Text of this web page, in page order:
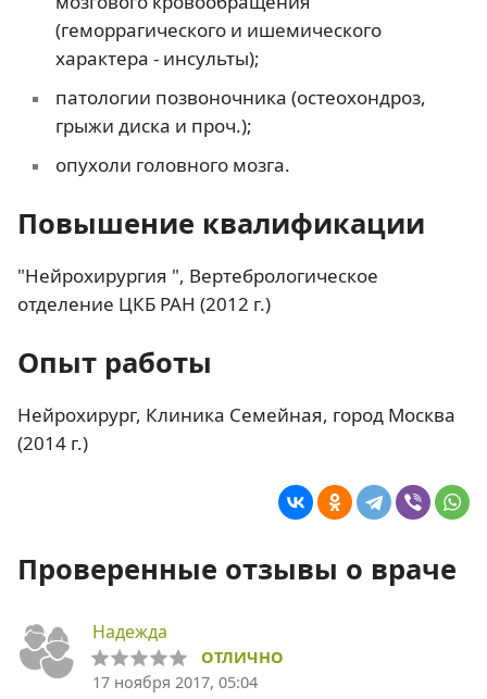
(геморрагического и ишемического
характера - инсульты);
патологии позвоночника (остеохондроз,
грыжи диска и проч.);
опухоли головного мозга.
Повышение квалификации
"Нейрохирургия ", Вертебрологическое
отделение ЦКБ РАН (2012 г.)
Опыт работы
Нейрохирург, Клиника Семейная, город Москва
(2014 г.)
Проверенные отзывы о враче
Надежда
ОТЛИЧНО
17 ноября 2017, 05:04